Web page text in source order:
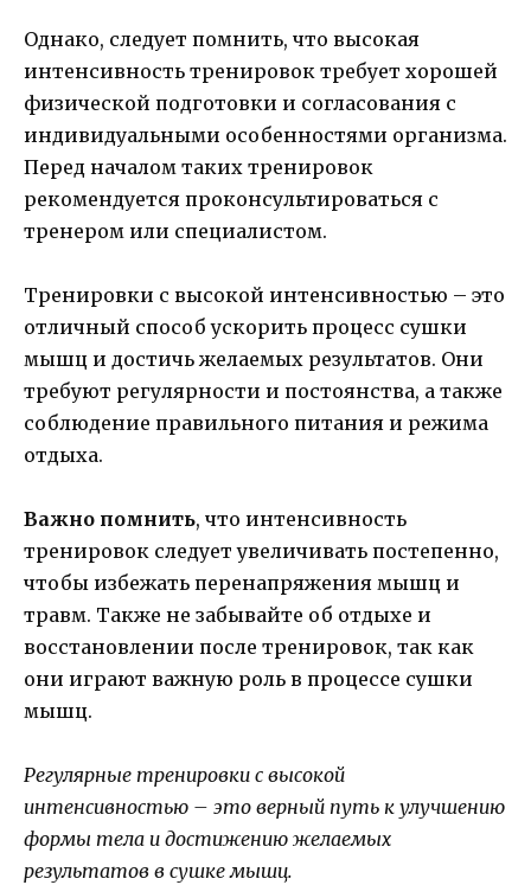
Однако, следует помнить, что высокая
интенсивность тренировок требует хорошей
физической подготовки и согласования с
индивидуальными особенностями организма.
Перед началом таких тренировок
рекомендуется проконсультироваться с
тренером или специалистом.
Тренировки с высокой интенсивностью – это
отличный способ ускорить процесс сушки
мышц и достичь желаемых результатов. Они
требуют регулярности и постоянства, а также
соблюдение правильного питания и режима
отдыха.
Важно помнить, что интенсивность
тренировок следует увеличивать постепенно,
чтобы избежать перенапряжения мышц и
травм. Также не забывайте об отдыхе и
восстановлении после тренировок, так как
они играют важную роль в процессе сушки
мышц.
Регулярные тренировки с высокой
интенсивностью – это верный путь к улучшению
формы тела и достижению желаемых
результатов в сушке мышц.